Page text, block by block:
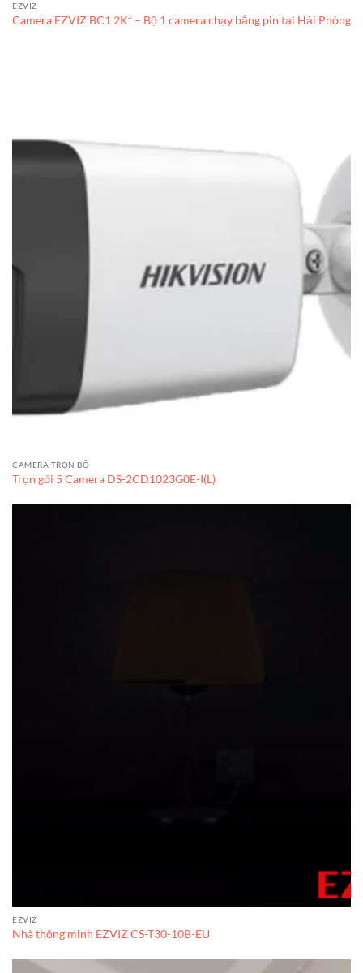
EZVIZ
Camera EZVIZ BC1 2K⁺ – Bộ 1 camera chạy bằng pin tại Hải Phòng
CAMERA TRỌN BỘ
Trọn gói 5 Camera DS-2CD1023G0E-I(L)
EZVIZ
Nhà thông minh EZVIZ CS-T30-10B-EU